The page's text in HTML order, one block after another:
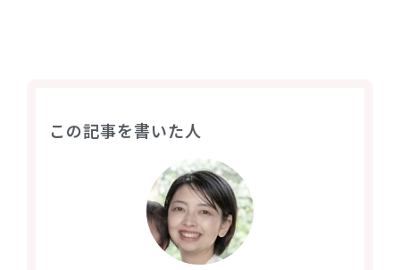
この記事を書いた人